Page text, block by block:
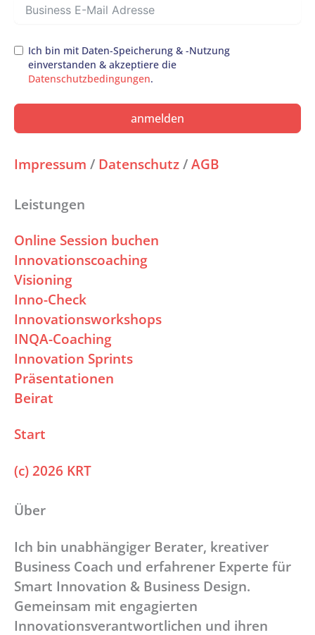
Ich bin mit Daten-Speicherung & -Nutzung
einverstanden & akzeptiere die
Datenschutzbedingungen.
anmelden
Impressum / Datenschutz / AGB
Leistungen
Online Session buchen
Innovationscoaching
Visioning
Inno-Check
Innovationsworkshops
INQA-Coaching
Innovation Sprints
Präsentationen
Beirat
Start
(c) 2026 KRT
Über
Ich bin unabhängiger Berater, kreativer
Business Coach und erfahrener Experte für
Smart Innovation & Business Design.
Gemeinsam mit engagierten
Innovationsverantwortlichen und ihren